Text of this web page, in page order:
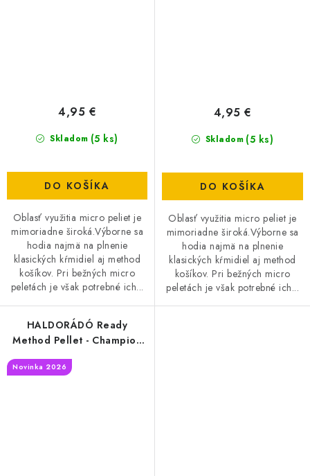
Skladom (5 ks)
4,95 €
DO KOŠÍKA
Oblasť využitia micro peliet je
mimoriadne široká.Výborne sa
hodia najmä na plnenie
klasických kŕmidiel aj method
košíkov. Pri bežných micro
peletách je však potrebné ich...
Skladom (5 ks)
4,95 €
DO KOŠÍKA
Oblasť využitia micro peliet je
mimoriadne široká.Výborne sa
hodia najmä na plnenie
klasických kŕmidiel aj method
košíkov. Pri bežných micro
peletách je však potrebné ich...
HALDORÁDÓ Ready
Method Pellet - Champion
Corn
Novinka 2026